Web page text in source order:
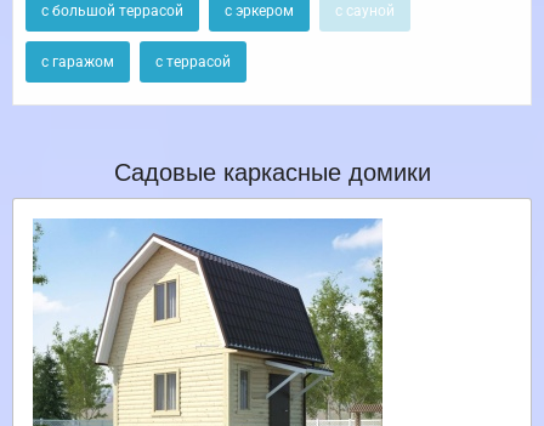
с большой террасой с эркером с сауной
с гаражом с террасой
Садовые каркасные домики